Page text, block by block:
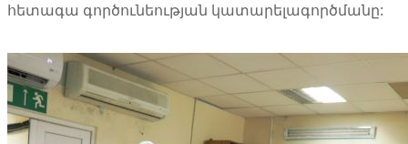
հետագա գործունեության կատարելագործմանը: